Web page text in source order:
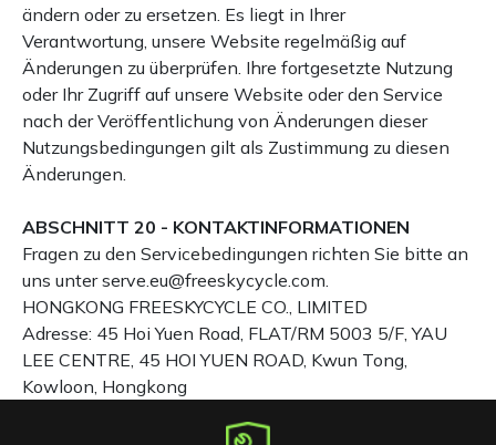
ändern oder zu ersetzen. Es liegt in Ihrer
Verantwortung, unsere Website regelmäßig auf
Änderungen zu überprüfen. Ihre fortgesetzte Nutzung
oder Ihr Zugriff auf unsere Website oder den Service
nach der Veröffentlichung von Änderungen dieser
Nutzungsbedingungen gilt als Zustimmung zu diesen
Änderungen.
ABSCHNITT 20 - KONTAKTINFORMATIONEN
Fragen zu den Servicebedingungen richten Sie bitte an
uns unter serve.eu@freeskycycle.com.
HONGKONG FREESKYCYCLE CO., LIMITED
Adresse: 45 Hoi Yuen Road, FLAT/RM 5003 5/F, YAU
LEE CENTRE, 45 HOI YUEN ROAD, Kwun Tong,
Kowloon, Hongkong